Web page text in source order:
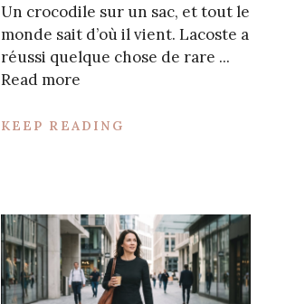
Un crocodile sur un sac, et tout le
monde sait d’où il vient. Lacoste a
réussi quelque chose de rare ...
Read more
KEEP READING